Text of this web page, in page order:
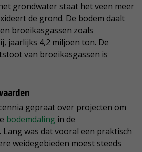
grondwater staat het veen meer
de grond. De bodem daalt
broeikasgassen zoals
jaarlijks 4,2 miljoen ton. De
van broeikasgassen is
gepraat over projecten om
bodemdaling in de
Lang was dat vooral een praktisch
weidegebieden moest steeds